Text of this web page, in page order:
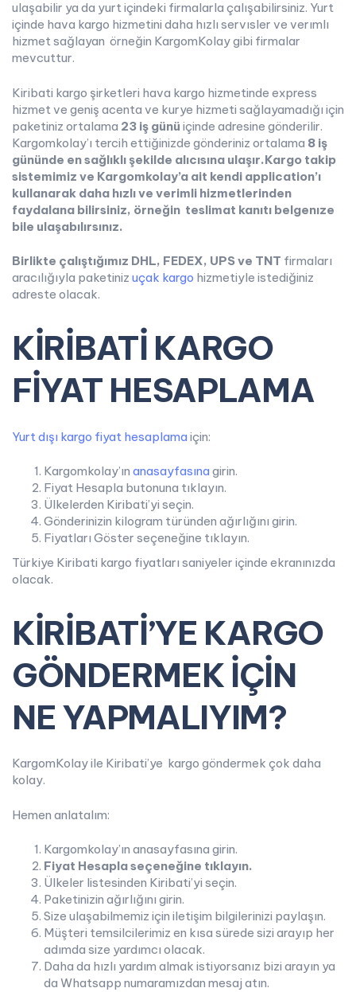
ulaşabilir ya da yurt içindeki firmalarla çalışabilirsiniz. Yurt
içinde hava kargo hizmetini daha hızlı servısler ve verımlı
hizmet sağlayan örneğin KargomKolay gibi firmalar
mevcuttur.
Kiribati kargo şirketleri hava kargo hizmetinde express
hizmet ve geniş acenta ve kurye hizmeti sağlayamadığı için
paketiniz ortalama 23 iş günü içinde adresine gönderilir.
Kargomkolay’ı tercih ettiğinizde gönderiniz ortalama 8 iş
gününde en sağlıklı şekilde alıcısına ulaşır.Kargo takip
sistemimiz ve Kargomkolay’a ait kendi application’ı
kullanarak daha hızlı ve verimli hizmetlerinden
faydalana bilirsiniz, örneğin teslimat kanıtı belgenıze
bile ulaşabılırsınız.
Birlikte çalıştığımız DHL, FEDEX, UPS ve TNT firmaları
aracılığıyla paketiniz uçak kargo hizmetiyle istediğiniz
adreste olacak.
KİRİBATİ KARGO
FİYAT HESAPLAMA
Yurt dışı kargo fiyat hesaplama için:
Kargomkolay’ın anasayfasına girin.
Fiyat Hesapla butonuna tıklayın.
Ülkelerden Kiribati’yi seçin.
Gönderinizin kilogram türünden ağırlığını girin.
Fiyatları Göster seçeneğine tıklayın.
Türkiye Kiribati kargo fiyatları saniyeler içinde ekranınızda
olacak.
KİRİBATİ’YE KARGO
GÖNDERMEK İÇİN
NE YAPMALIYIM?
KargomKolay ile Kiribati’ye kargo göndermek çok daha
kolay.
Hemen anlatalım:
Kargomkolay’ın anasayfasına girin.
Fiyat Hesaplaseçeneğine tıklayın.
Ülkeler listesinden Kiribati’yi seçin.
Paketinizin ağırlığını girin.
Size ulaşabilmemiz için iletişim bilgilerinizi paylaşın.
Müşteri temsilcilerimiz en kısa sürede sizi arayıp her
adımda size yardımcı olacak.
Daha da hızlı yardım almak istiyorsanız bizi arayın ya
da Whatsapp numaramızdan mesaj atın.